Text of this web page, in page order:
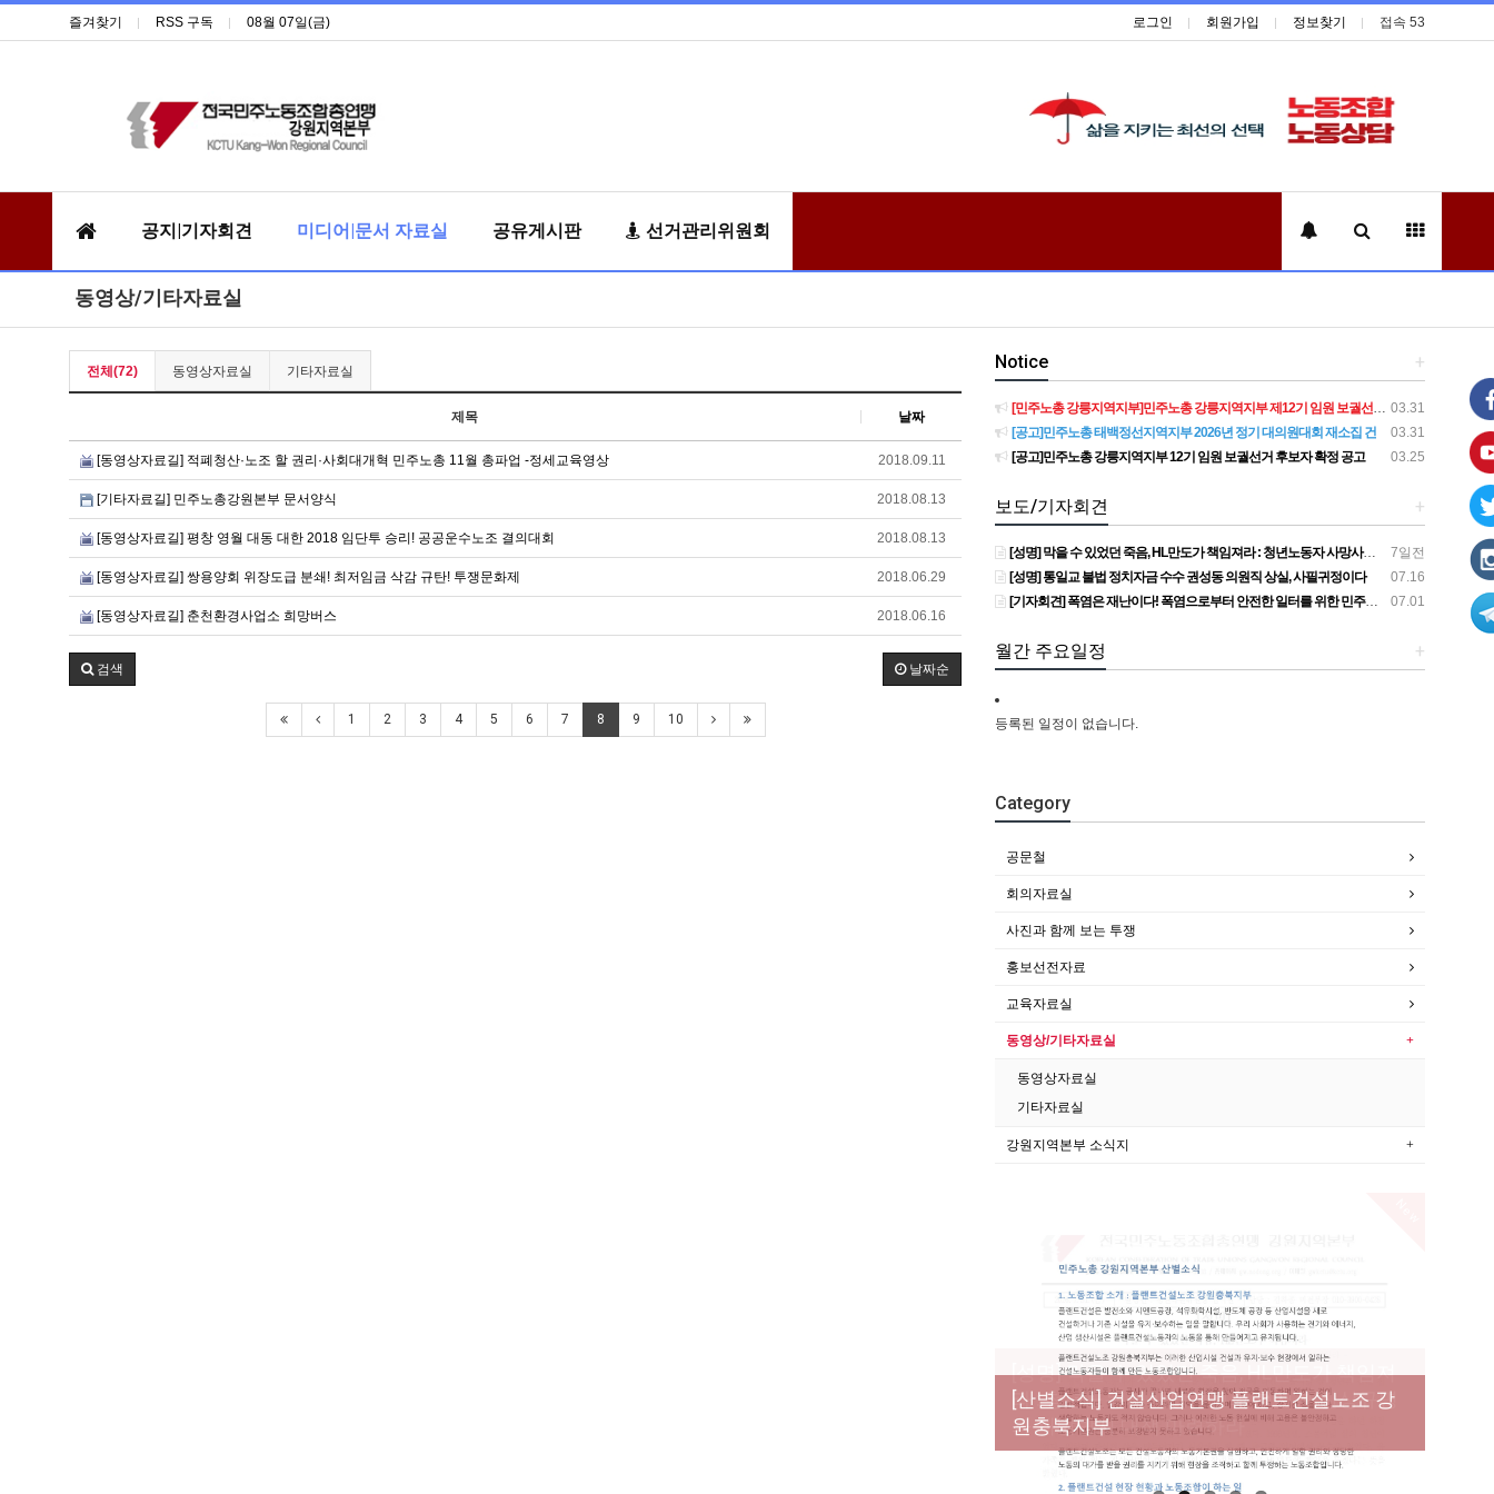
즐겨찾기 RSS 구독 08월 07일(금) 로그인 회원가입 정보찾기 접속 53
공지|기자회견 미디어|문서 자료실 공유게시판 선거관리위원회
동영상/기타자료실
전체(72) 동영상자료실 기타자료실
제목 날짜
[동영상자료길] 적폐청산·노조 할 권리·사회대개혁 민주노총 11월 총파업 -정세교육영상 2018.09.11
[기타자료길] 민주노총강원본부 문서양식 2018.08.13
[동영상자료길] 평창 영월 대동 대한 2018 임단투 승리! 공공운수노조 결의대회 2018.08.13
[동영상자료길] 쌍용양회 위장도급 분쇄! 최저임금 삭감 규탄! 투쟁문화제 2018.06.29
[동영상자료길] 춘천환경사업소 희망버스 2018.06.16
날짜순
검색
1 2 3 4 5 6 7 8 9 10
+
Notice
03.31
[민주노총 강릉지역지부]민주노총 강릉지역지부 제12기 임원 보궐선거결과 공고
03.31
[공고]민주노총 태백정선지역지부 2026년 정기 대의원대회 재소집 건
03.25
[공고]민주노총 강릉지역지부 12기 임원 보궐선거 후보자 확정 공고
+
보도/기자회견
7일전
[성명] 막을 수 있었던 죽음, HL만도가 책임져라 : 청년노동자 사망사고의 철저한 진상규명과 재발방지 대책 마련하라
07.16
[성명] 통일교 불법 정치자금 수수 권성동 의원직 상실, 사필귀정이다
07.01
[기자회견] 폭염은 재난이다! 폭염으로부터 안전한 일터를 위한 민주노총 강원지역본부 폭염감시단 선포 기자회견
+
월간 주요일정
등록된 일정이 없습니다.
Category
공문철
회의자료실
사진과 함께 보는 투쟁
홍보선전자료
교육자료실
동영상/기타자료실
동영상자료실
기타자료실
강원지역본부 소식지
[성명] 막을 수 있었던 죽음, HL만도가 책임져
라 : 청년노동자 사망사고의 철저한 진상규명
과 재발방지 대책 마련하라
[산별소식] 건설산업연맹 플랜트건설노조 강
원충북지부
[강릉,속초,원주,춘천] 폭염감시단 사업 이모저
모
[조합원☆인터뷰] 서비스연맹 전국학교비정
규직노동조합 강원지부 김유미 춘천지회장
[본부소식] 강원지역 노동자 합창단 모임